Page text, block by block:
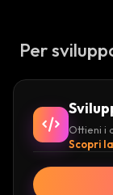
Per
Ottieni i
Scopri